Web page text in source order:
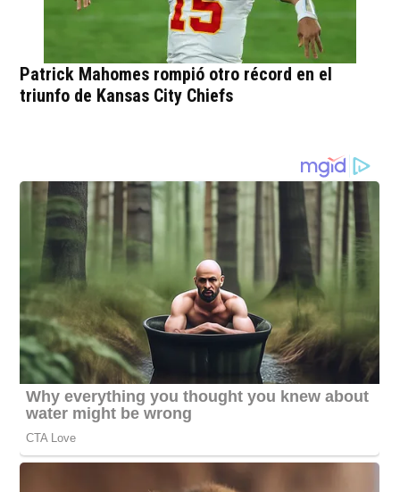
Patrick Mahomes rompió otro récord en el
triunfo de Kansas City Chiefs